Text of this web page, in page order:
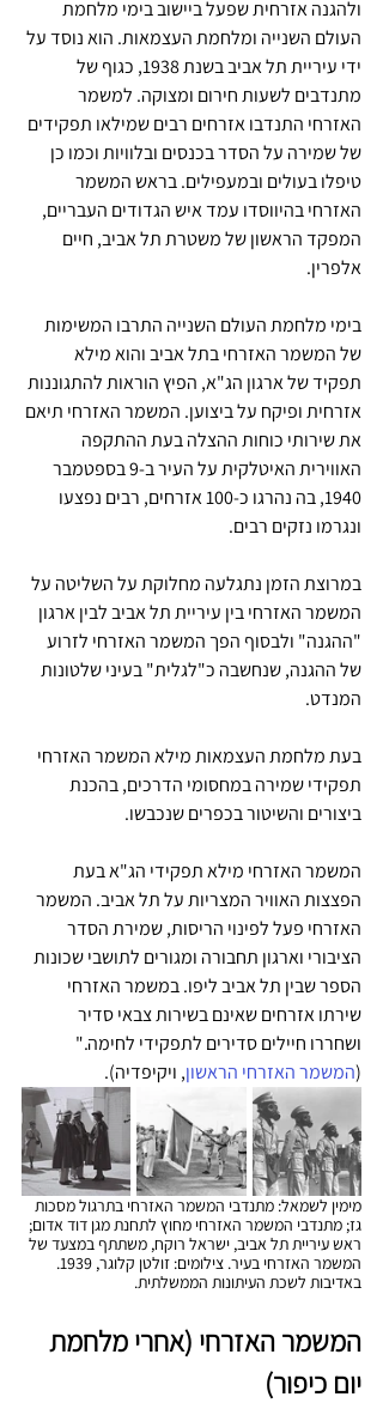
ולהגנה אזרחית שפעל ביישוב בימי מלחמת
העולם השנייה ומלחמת העצמאות. הוא נוסד על
ידי עיריית תל אביב בשנת 1938, כגוף של
מתנדבים לשעות חירום ומצוקה. למשמר
האזרחי התנדבו אזרחים רבים שמילאו תפקידים
של שמירה על הסדר בכנסים ובלוויות וכמו כן
טיפלו בעולים ובמעפילים. בראש המשמר
האזרחי בהיווסדו עמד איש הגדודים העבריים,
המפקד הראשון של משטרת תל אביב, חיים
אלפרין.
בימי מלחמת העולם השנייה התרבו המשימות
של המשמר האזרחי בתל אביב והוא מילא
תפקיד של ארגון הג"א, הפיץ הוראות להתגוננות
אזרחית ופיקח על ביצוען. המשמר האזרחי תיאם
את שירותי כוחות ההצלה בעת ההתקפה
האווירית האיטלקית על העיר ב-9 בספטמבר
1940, בה נהרגו כ-100 אזרחים, רבים נפצעו
ונגרמו נזקים רבים.
במרוצת הזמן נתגלעה מחלוקת על השליטה על
המשמר האזרחי בין עיריית תל אביב לבין ארגון
"ההגנה" ולבסוף הפך המשמר האזרחי לזרוע
של ההגנה, שנחשבה כ"לגלית" בעיני שלטונות
המנדט.
בעת מלחמת העצמאות מילא המשמר האזרחי
תפקידי שמירה במחסומי הדרכים, בהכנת
ביצורים והשיטור בכפרים שנכבשו.
המשמר האזרחי מילא תפקידי הג"א בעת
הפצצות האוויר המצריות על תל אביב. המשמר
האזרחי פעל לפינוי הריסות, שמירת הסדר
הציבורי וארגון תחבורה ומגורים לתושבי שכונות
הספר שבין תל אביב ליפו. במשמר האזרחי
שירתו אזרחים שאינם בשירות צבאי סדיר
ושחררו חיילים סדירים לתפקידי לחימה."
(המשמר האזרחי הראשון, ויקיפדיה).
מימין לשמאל: מתנדבי המשמר האזרחי בתרגול מסכות
גז; מתנדבי המשמר האזרחי מחוץ לתחנת מגן דוד אדום;
ראש עיריית תל אביב, ישראל רוקח, משתתף במצעד של
המשמר האזרחי בעיר. צילומים: זולטן קלוגר, 1939.
באדיבות לשכת העיתונות הממשלתית.
המשמר האזרחי (אחרי מלחמת
יום כיפור)